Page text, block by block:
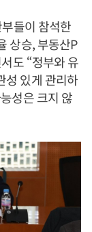
들이 참석한
상승, 부동산P
도 “정부와 유
성 있게 관리하
성은 크지 않